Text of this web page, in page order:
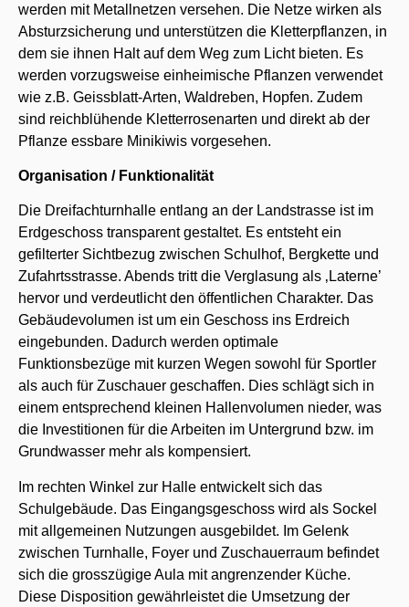
werden mit Metallnetzen versehen. Die Netze wirken als
Absturzsicherung und unterstützen die Kletterpflanzen, in
dem sie ihnen Halt auf dem Weg zum Licht bieten. Es
werden vorzugsweise einheimische Pflanzen verwendet
wie z.B. Geissblatt-Arten, Waldreben, Hopfen. Zudem
sind reichblühende Kletterrosenarten und direkt ab der
Pflanze essbare Minikiwis vorgesehen.
Organisation / Funktionalität
Die Dreifachturnhalle entlang an der Landstrasse ist im
Erdgeschoss transparent gestaltet. Es entsteht ein
gefilterter Sichtbezug zwischen Schulhof, Bergkette und
Zufahrtsstrasse. Abends tritt die Verglasung als ‚Laterne’
hervor und verdeutlicht den öffentlichen Charakter. Das
Gebäudevolumen ist um ein Geschoss ins Erdreich
eingebunden. Dadurch werden optimale
Funktionsbezüge mit kurzen Wegen sowohl für Sportler
als auch für Zuschauer geschaffen. Dies schlägt sich in
einem entsprechend kleinen Hallenvolumen nieder, was
die Investitionen für die Arbeiten im Untergrund bzw. im
Grundwasser mehr als kompensiert.
Im rechten Winkel zur Halle entwickelt sich das
Schulgebäude. Das Eingangsgeschoss wird als Sockel
mit allgemeinen Nutzungen ausgebildet. Im Gelenk
zwischen Turnhalle, Foyer und Zuschauerraum befindet
sich die grosszügige Aula mit angrenzender Küche.
Diese Disposition gewährleistet die Umsetzung der